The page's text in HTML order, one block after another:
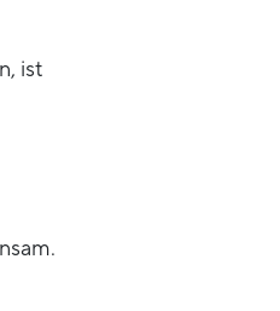
ist